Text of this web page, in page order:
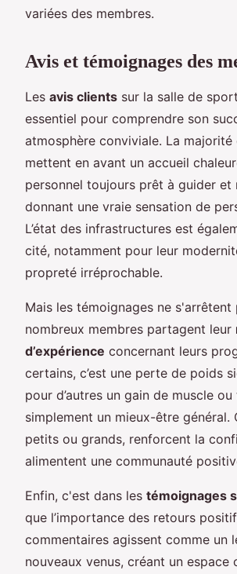
variées des membres.
Avis et témoignages des
Les avis clients sur la salle de
essentiel pour comprendre son
atmosphère conviviale. La majorité
mettent en avant un accueil
personnel toujours prêt à guider et
donnant une vraie sensation de
L’état des infrastructures est
cité, notamment pour leur
propreté irréprochable.
Mais les témoignages ne s'arrêtent
nombreux membres partagent leur
d’expérience concernant leurs
certains, c’est une perte de poids
pour d’autres un gain de muscle
simplement un mieux-être général.
petits ou grands, renforcent la
alimentent une communauté
Enfin, c'est dans les témoignages
que l’importance des retours
commentaires agissent comme un
nouveaux venus, créant un espace